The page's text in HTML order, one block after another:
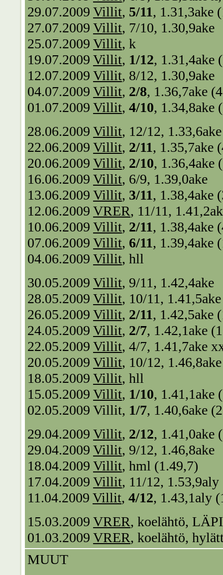
29.07.2009 Villit, 5/11, 1.31,3ake
27.07.2009 Villit, 7/10, 1.30,9ake
25.07.2009 Villit, k
19.07.2009 Villit, 1/12, 1.31,4ake
12.07.2009 Villit, 8/12, 1.30,9ake
04.07.2009 Villit, 2/8, 1.36,7ake
01.07.2009 Villit, 4/10, 1.34,8ake
28.06.2009 Villit, 12/12, 1.33,6ake
22.06.2009 Villit, 2/11, 1.35,7ake
20.06.2009 Villit, 2/10, 1.36,4ake
16.06.2009 Villit, 6/9, 1.39,0ake
13.06.2009 Villit, 3/11, 1.38,4ake
12.06.2009 VRER, 11/11,
10.06.2009 Villit, 2/11, 1.38,4ake
07.06.2009 Villit, 6/11, 1.39,4ake
04.06.2009 Villit, hll
30.05.2009 Villit, 9/11, 1.42,4ake
28.05.2009 Villit, 10/11, 1.41,5ake
26.05.2009 Villit, 2/11, 1.42,5ake
24.05.2009 Villit, 2/7, 1.42,1ake
22.05.2009 Villit, 4/7, 1.41,7ake
20.05.2009 Villit, 10/12, 1.46,8ake
18.05.2009 Villit, hll
15.05.2009 Villit, 1/10, 1.41,1ake
02.05.2009 Villit, 1/7, 1.40,6ake
29.04.2009 Villit, 2/12, 1.41,0ake
29.04.2009 Villit, 9/12, 1.46,8ake
18.04.2009 Villit, hml (1.49,7)
17.04.2009 Villit, 11/12, 1.53,9aly
11.04.2009 Villit, 4/12, 1.43,1aly
15.03.2009 VRER, koelähtö,
01.03.2009 VRER, koelähtö,
MUUT